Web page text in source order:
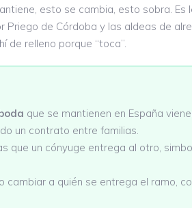
esto se cambia, esto sobra.
Priego de Córdoba y las aldeas de
de relleno porque “toca”.
que se mantienen en España
un contrato entre familias.
que un cónyuge entrega al otro,
cambiar a quién se entrega el ramo,